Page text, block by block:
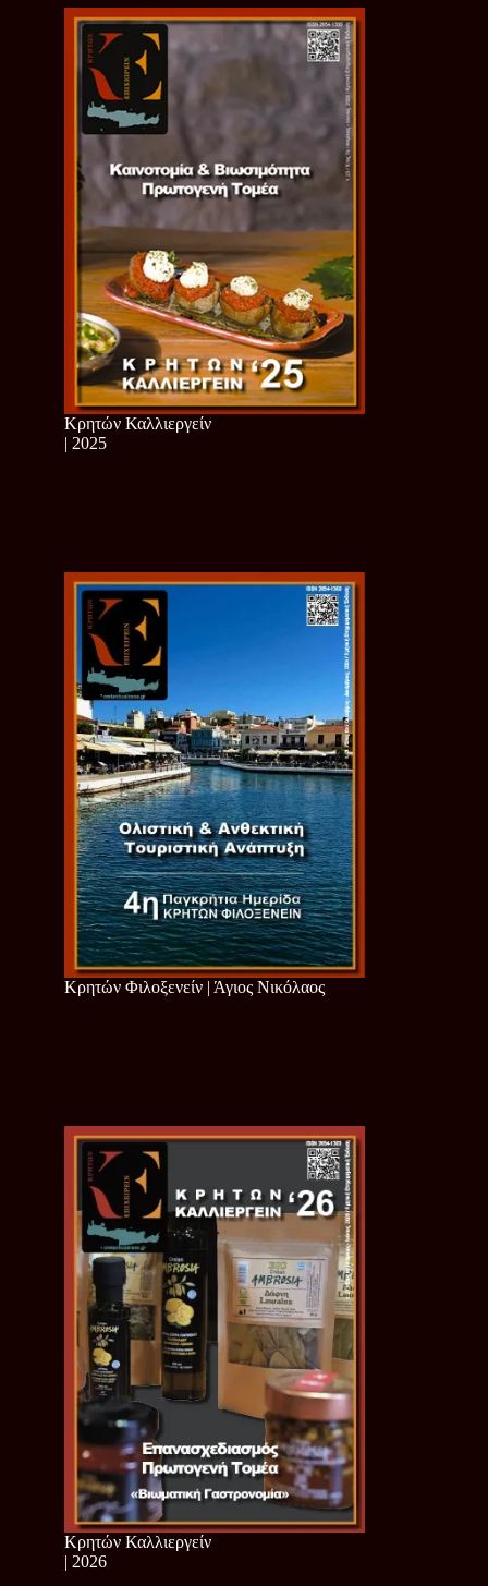
Κρητών Καλλιεργείν
| 2025
Κρητών Φιλοξενείν | Άγιος Νικόλαος
Κρητών Καλλιεργείν
| 2026